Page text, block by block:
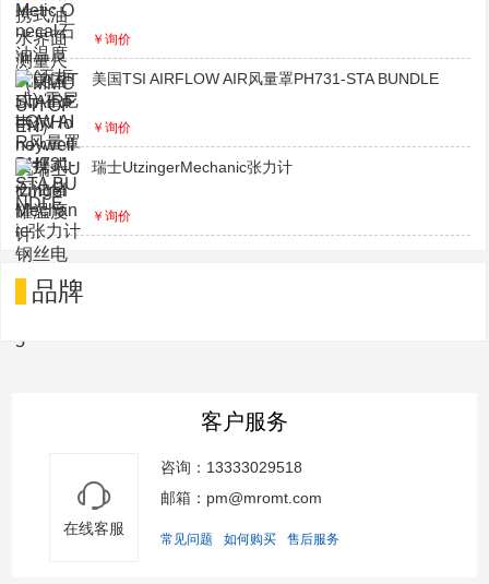
￥询价
美国TSI AIRFLOW AIR风量罩PH731-STA BUNDLE
￥询价
瑞士UtzingerMechanic张力计
￥询价
品牌
客户服务
在线客服
咨询：13333029518
邮箱：pm@mromt.com
常见问题 如何购买 售后服务